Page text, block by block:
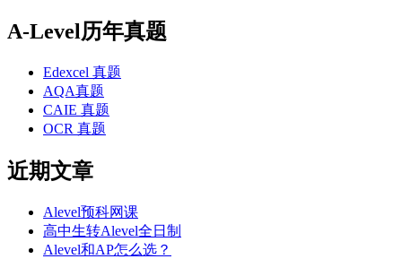
A-Level历年真题
Edexcel 真题
AQA真题
CAIE 真题
OCR 真题
近期文章
Alevel预科网课
高中生转Alevel全日制
Alevel和AP怎么选？